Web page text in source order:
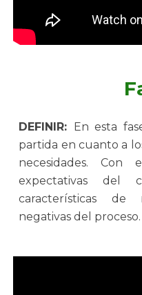
DEFINIR: En esta
partida en cuanto a
necesidades.
expectativas del
características de
negativas del proceso.